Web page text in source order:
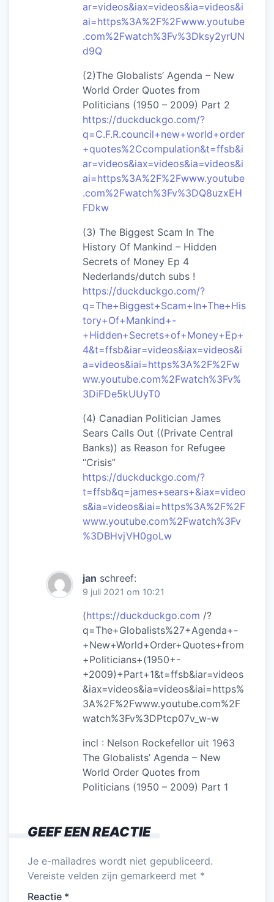
ar=videos&iax=videos&ia=videos&i
ai=https%3A%2F%2Fwww.youtube
.com%2Fwatch%3Fv%3Dksy2yrUN
d9Q
(2)The Globalists’ Agenda – New
World Order Quotes from
Politicians (1950 – 2009) Part 2
https://duckduckgo.com/?
q=C.F.R.council+new+world+order
+quotes%2Ccompulation&t=ffsb&i
ar=videos&iax=videos&ia=videos&i
ai=https%3A%2F%2Fwww.youtube
.com%2Fwatch%3Fv%3DQ8uzxEH
FDkw
(3) The Biggest Scam In The
History Of Mankind – Hidden
Secrets of Money Ep 4
Nederlands/dutch subs !
https://duckduckgo.com/?
q=The+Biggest+Scam+In+The+His
tory+Of+Mankind+-
+Hidden+Secrets+of+Money+Ep+
4&t=ffsb&iar=videos&iax=videos&i
a=videos&iai=https%3A%2F%2Fw
ww.youtube.com%2Fwatch%3Fv%
3DiFDe5kUUyT0
(4) Canadian Politician James
Sears Calls Out ((Private Central
Banks)) as Reason for Refugee
“Crisis”
https://duckduckgo.com/?
t=ffsb&q=james+sears+&iax=video
s&ia=videos&iai=https%3A%2F%2F
www.youtube.com%2Fwatch%3Fv
%3DBHvjVH0goLw
jan schreef:
9 juli 2021 om 10:21
(https://duckduckgo.com /?
q=The+Globalists%27+Agenda+-
+New+World+Order+Quotes+from
+Politicians+(1950+-
+2009)+Part+1&t=ffsb&iar=videos
&iax=videos&ia=videos&iai=https%
3A%2F%2Fwww.youtube.com%2F
watch%3Fv%3DPtcp07v_w-w
incl : Nelson Rockefellor uit 1963
The Globalists’ Agenda – New
World Order Quotes from
Politicians (1950 – 2009) Part 1
GEEF EEN REACTIE
Je e-mailadres wordt niet gepubliceerd.
Vereiste velden zijn gemarkeerd met *
Reactie *